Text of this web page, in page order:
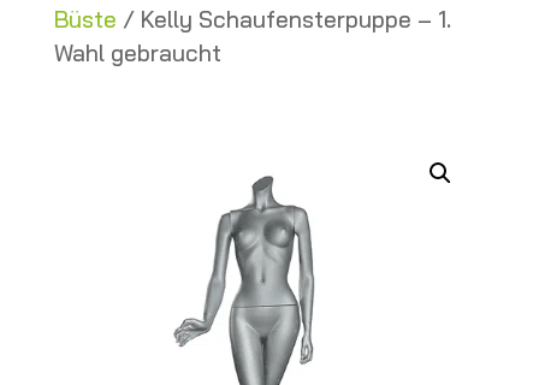
Büste / Kelly Schaufensterpuppe – 1.
Wahl gebraucht